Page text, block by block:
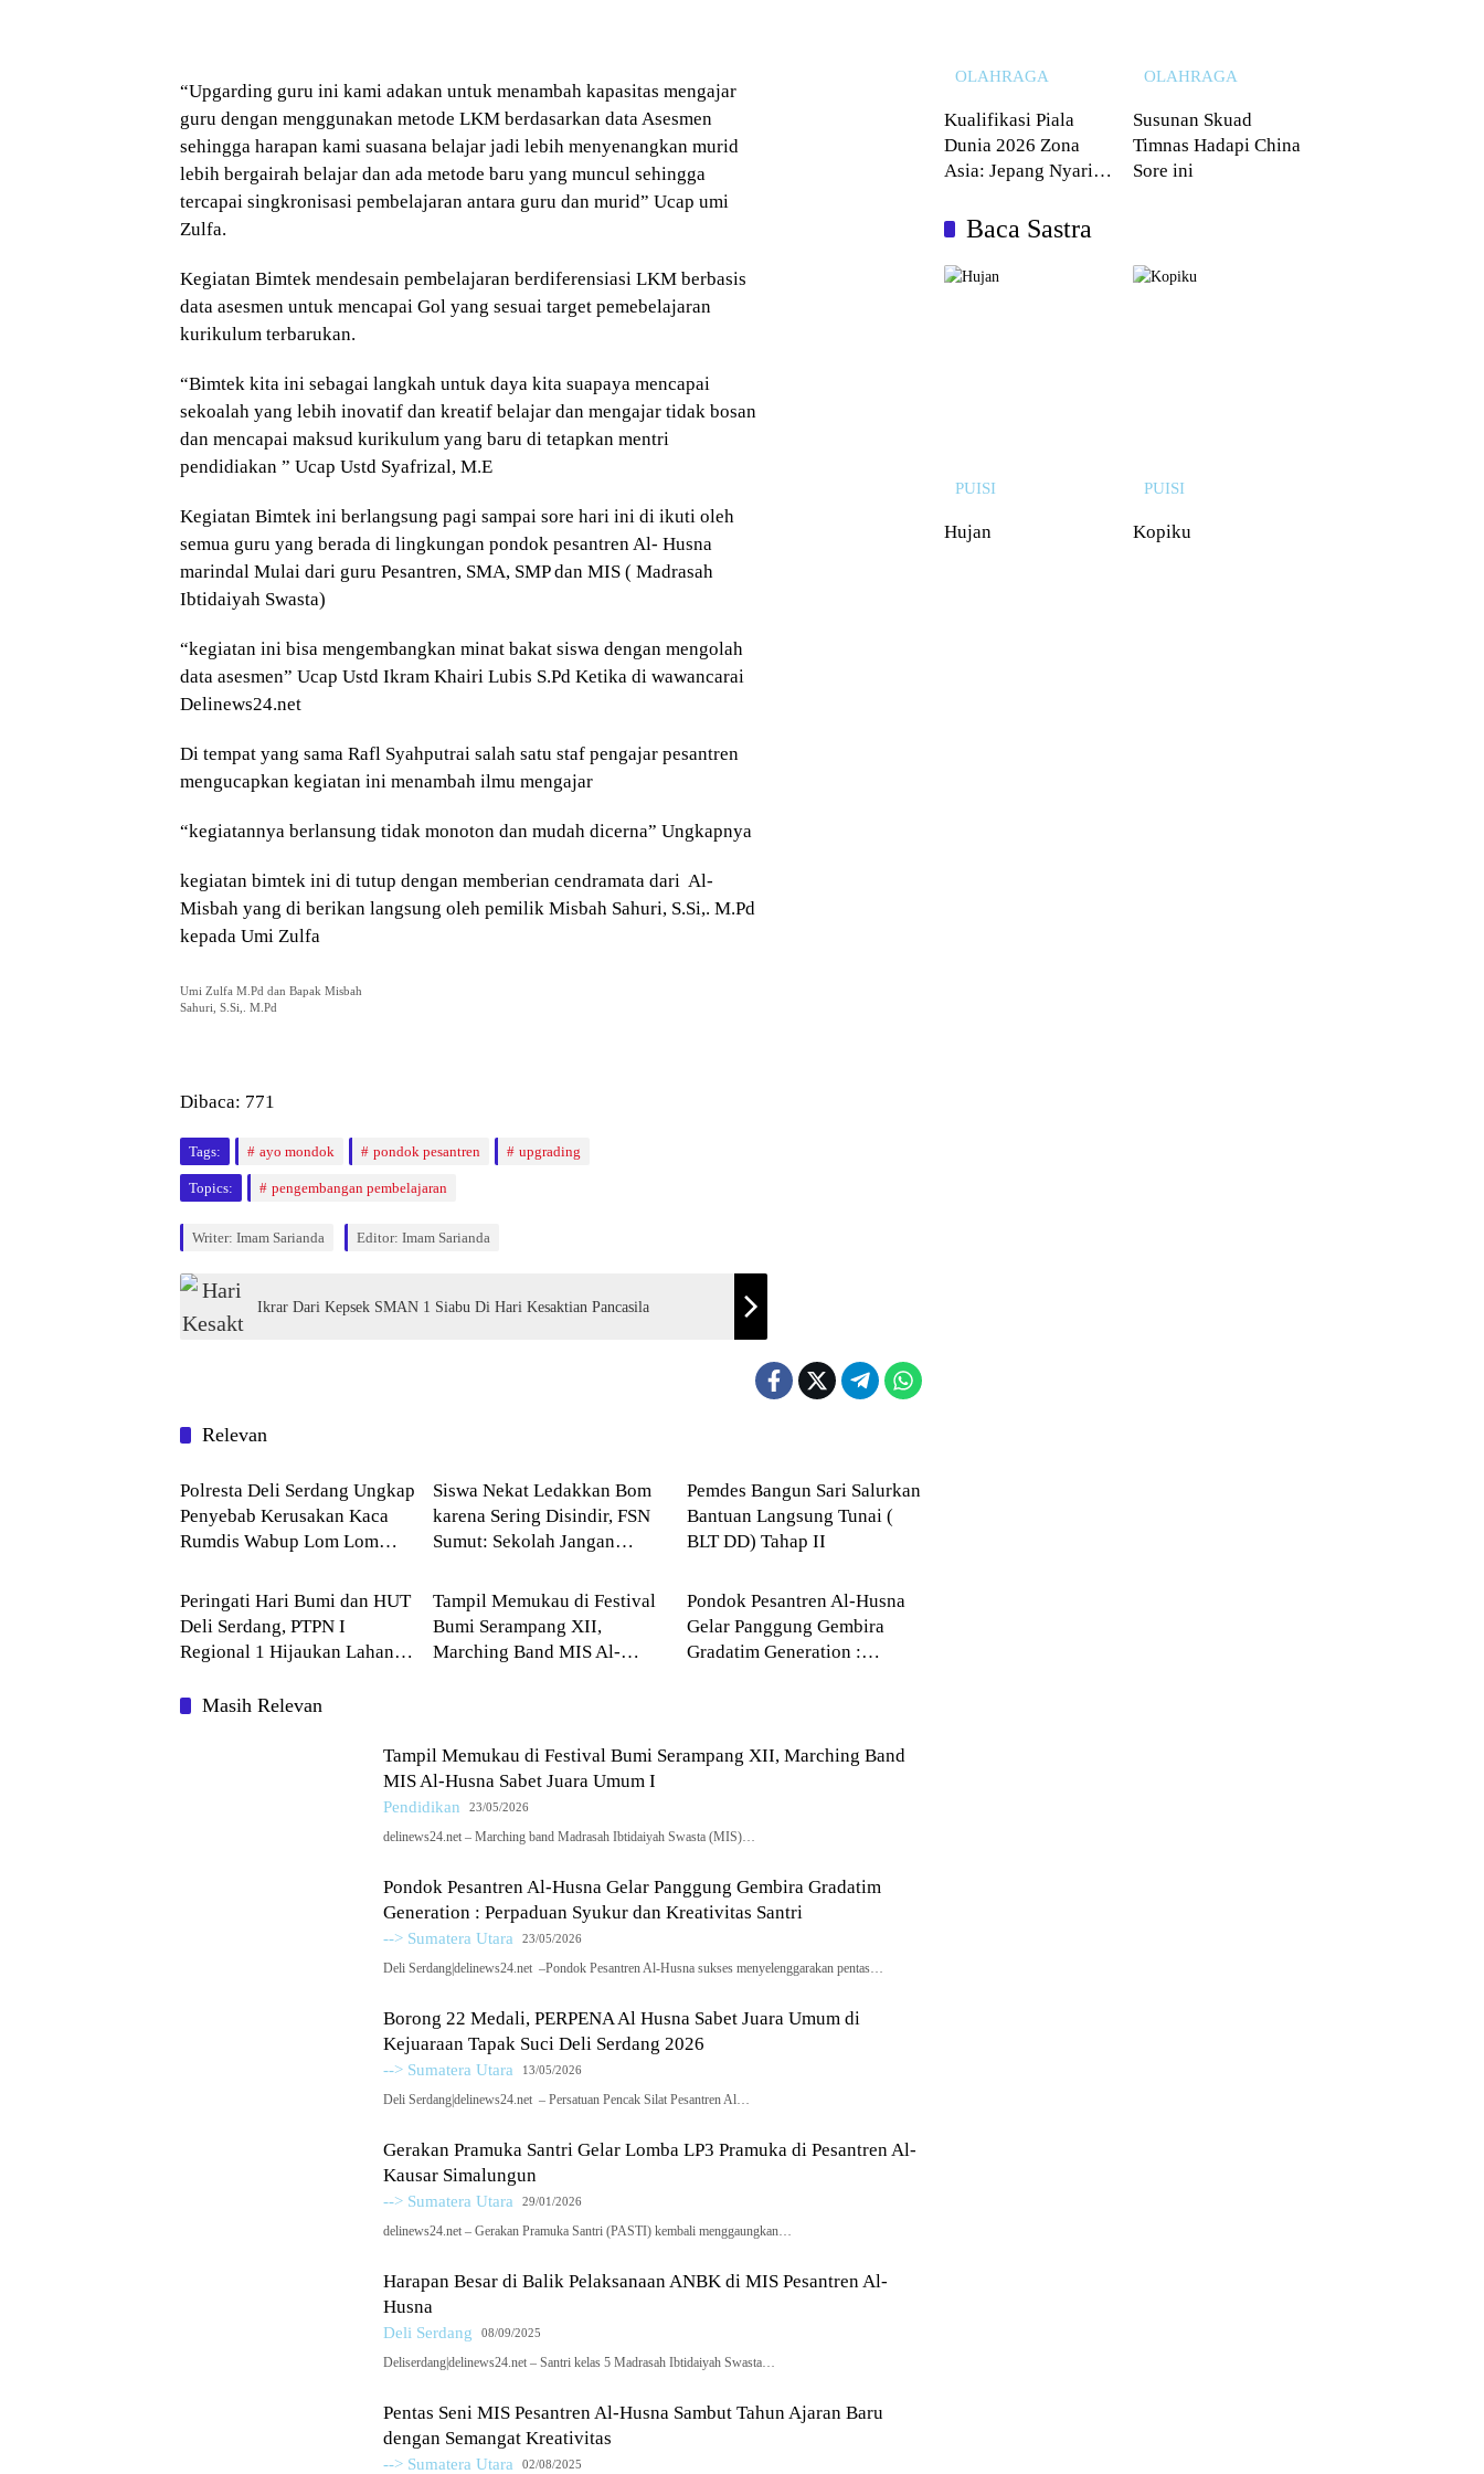
“Upgarding guru ini kami adakan untuk menambah kapasitas mengajar
guru dengan menggunakan metode LKM berdasarkan data Asesmen
sehingga harapan kami suasana belajar jadi lebih menyenangkan murid
lebih bergairah belajar dan ada metode baru yang muncul sehingga
tercapai singkronisasi pembelajaran antara guru dan murid” Ucap umi
Zulfa.
Kegiatan Bimtek mendesain pembelajaran berdiferensiasi LKM berbasis
data asesmen untuk mencapai Gol yang sesuai target pemebelajaran
kurikulum terbarukan.
“Bimtek kita ini sebagai langkah untuk daya kita suapaya mencapai
sekoalah yang lebih inovatif dan kreatif belajar dan mengajar tidak bosan
dan mencapai maksud kurikulum yang baru di tetapkan mentri
pendidiakan ” Ucap Ustd Syafrizal, M.E
Kegiatan Bimtek ini berlangsung pagi sampai sore hari ini di ikuti oleh
semua guru yang berada di lingkungan pondok pesantren Al- Husna
marindal Mulai dari guru Pesantren, SMA, SMP dan MIS ( Madrasah
Ibtidaiyah Swasta)
“kegiatan ini bisa mengembangkan minat bakat siswa dengan mengolah
data asesmen” Ucap Ustd Ikram Khairi Lubis S.Pd Ketika di wawancarai
Delinews24.net
Di tempat yang sama Rafl Syahputrai salah satu staf pengajar pesantren
mengucapkan kegiatan ini menambah ilmu mengajar
“kegiatannya berlansung tidak monoton dan mudah dicerna” Ungkapnya
kegiatan bimtek ini di tutup dengan memberian cendramata dari Al-
Misbah yang di berikan langsung oleh pemilik Misbah Sahuri, S.Si,. M.Pd
kepada Umi Zulfa
Umi Zulfa M.Pd dan Bapak Misbah
Sahuri, S.Si,. M.Pd
Dibaca: 771
Tags: ayo mondok pondok pesantren upgrading
Topics: pengembangan pembelajaran
Writer: Imam Sarianda Editor: Imam Sarianda
Ikrar Dari Kepsek SMAN 1 Siabu Di Hari Kesaktian Pancasila
Relevan
Deli Serdang
Polresta Deli Serdang Ungkap
Penyebab Kerusakan Kaca
Rumdis Wabup Lom Lom
Siswa Nekat Ledakkan Bom
karena Sering Disindir, FSN
Sumut: Sekolah Jangan
Pemdes Bangun Sari Salurkan
Bantuan Langsung Tunai (
BLT DD) Tahap II
BAKTI SOSIAL
Peringati Hari Bumi dan HUT
Deli Serdang, PTPN I
Regional 1 Hijaukan Lahan
Tampil Memukau di Festival
Bumi Serampang XII,
Marching Band MIS Al-
--> Sumatera Utara
Pondok Pesantren Al-Husna
Gelar Panggung Gembira
Gradatim Generation :
Masih Relevan
Tampil Memukau di Festival Bumi Serampang XII, Marching Band
MIS Al-Husna Sabet Juara Umum I
Pendidikan 23/05/2026
delinews24.net – Marching band Madrasah Ibtidaiyah Swasta (MIS)…
Pondok Pesantren Al-Husna Gelar Panggung Gembira Gradatim
Generation : Perpaduan Syukur dan Kreativitas Santri
--> Sumatera Utara 23/05/2026
Deli Serdang|delinews24.net –Pondok Pesantren Al-Husna sukses menyelenggarakan pentas…
Borong 22 Medali, PERPENA Al Husna Sabet Juara Umum di
Kejuaraan Tapak Suci Deli Serdang 2026
--> Sumatera Utara 13/05/2026
Deli Serdang|delinews24.net – Persatuan Pencak Silat Pesantren Al…
Gerakan Pramuka Santri Gelar Lomba LP3 Pramuka di Pesantren Al-
Kausar Simalungun
--> Sumatera Utara 29/01/2026
delinews24.net – Gerakan Pramuka Santri (PASTI) kembali menggaungkan…
Harapan Besar di Balik Pelaksanaan ANBK di MIS Pesantren Al-
Husna
Deli Serdang 08/09/2025
Deliserdang|delinews24.net – Santri kelas 5 Madrasah Ibtidaiyah Swasta…
Pentas Seni MIS Pesantren Al-Husna Sambut Tahun Ajaran Baru
dengan Semangat Kreativitas
--> Sumatera Utara 02/08/2025
OLAHRAGA
Kualifikasi Piala
Dunia 2026 Zona
Asia: Jepang Nyaris
OLAHRAGA
Susunan Skuad
Timnas Hadapi China
Sore ini
Baca Sastra
PUISI
Hujan
PUISI
Kopiku